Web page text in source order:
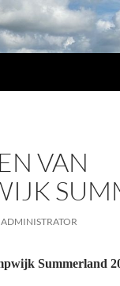
VAN
ADMINISTRATOR
Summerland